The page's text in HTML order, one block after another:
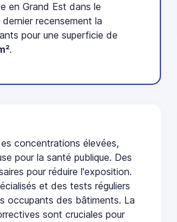
en Grand Est dans le
recensement la
pour une superficie de
.
concentrations élevées,
pour la santé publique. Des
pour réduire l'exposition.
et des tests réguliers
occupants des bâtiments. La
sont cruciales pour